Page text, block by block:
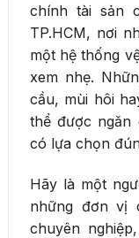
chính tài sản
TP.HCM, nơi
một hệ thống
xem nhẹ.
cầu, mùi hôi
thể được ngăn
có lựa chọn
Hãy là một
những đơn vị
chuyên